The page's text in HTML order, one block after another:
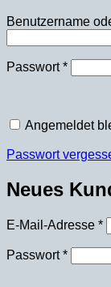
Benutzername
Passwort*
Angemeldet
Passwort
Neues
E-Mail-Adresse *
Passwort*